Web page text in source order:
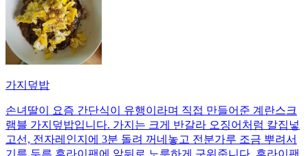
가지덮밥
손녀딸이 요즘 간단식이 유행이라며 직접 만들어준 계란스크
램블 가지덮밥입니다. 가지는 크게 반갈라 오징어처럼 칼집넣
고선, 전자레인지에 3분 돌려 꺼네놓고 전분가루 조금 뿌려서